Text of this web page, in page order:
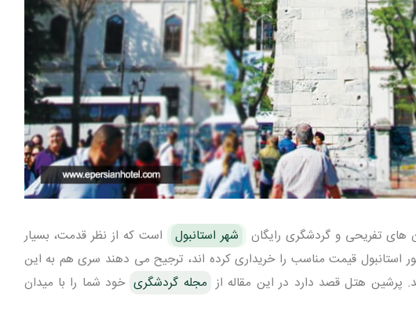
های تفریحی و گردشگری رایگان شهر استانبول
است که از نظر قدمت، بسیار
استانبول قیمت مناسب را خریداری کرده اند، ترجیح می دهند سری هم به این
پرشین هتل قصد دارد در این مقاله از مجله گردشگری خود شما را با میدان